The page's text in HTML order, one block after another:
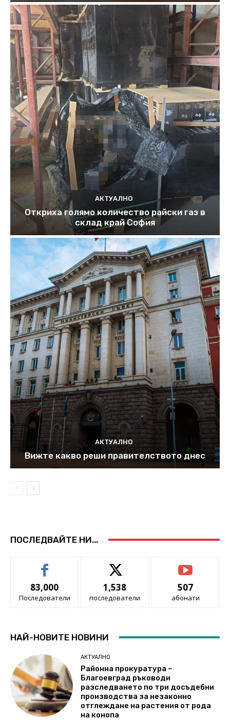
АКТУАЛНО
Откриха голямо количество райски газ в
склад край София
АКТУАЛНО
Вижте какво реши правителството днес
ПОСЛЕДВАЙТЕ НИ...
83,000
Последователи
1,538
последователи
507
абонати
НАЙ-НОВИТЕ НОВИНИ
АКТУАЛНО
Районна прокуратура –
Благоевград ръководи
разследването по три досъдебни
производства за незаконно
отглеждане на растения от рода
на конопа